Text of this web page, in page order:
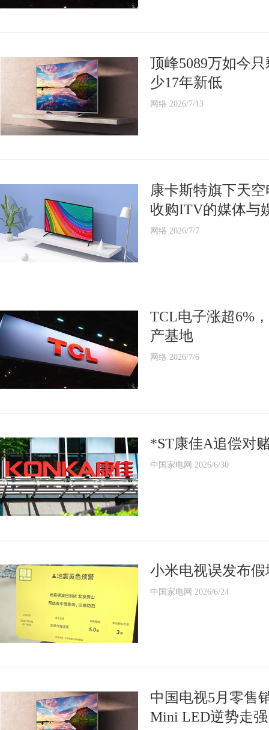
顶峰5089万如今
少17年新低
网络 2026/7/13
康卡斯特旗下天
收购ITV的媒体与
网络 2026/7/7
TCL电子涨超6%
产基地
网络 2026/7/6
*ST康佳A追偿对
中国家电网 2026/6/30
小米电视误发布
中国家电网 2026/6/24
中国电视5月零售
Mini LED逆势走强